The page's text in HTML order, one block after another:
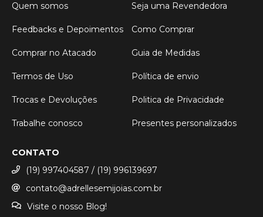
Quem somos
Seja uma Revendedora
Feedbacks e Depoimentos Como Comprar
Comprar no Atacado Guia de Medidas
Termos de Uso Política de envio
Trocas e Devoluções Politica de Privacidade
Trabalhe conosco Presentes personalizados
CONTATO
(19) 997404587 / (19) 996139697
contato@adrellesemijoias.com.br
Visite o nosso Blog!